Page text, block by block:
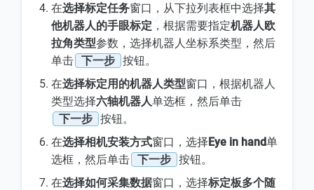
在选择标定任务窗口，从下拉列表框中选择其
他机器人的手眼标定 ，根据需要指定机器人欧
拉角类型参数，选择机器人坐标系类型，然后
单击 下一步 按钮。
在选择标定用的机器人类型窗口，根据机器人
类型选择六轴机器人单选框，然后单击
下一步 按钮。
在选择相机安装方式窗口，选择Eye in hand单
选框，然后单击 下一步 按钮。
在选择如何采集数据窗口，选择标定板多个随